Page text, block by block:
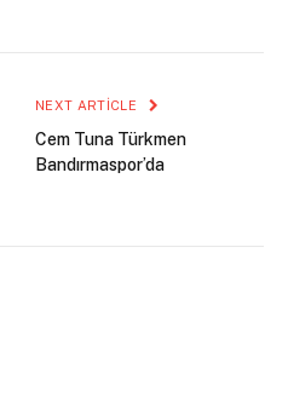
NEXT ARTICLE
Cem Tuna Türkmen
Bandırmaspor’da